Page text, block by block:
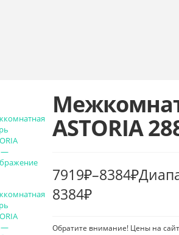
ASTORIA
7919₽–8384₽
8384₽
Обратите внимание! Цены на